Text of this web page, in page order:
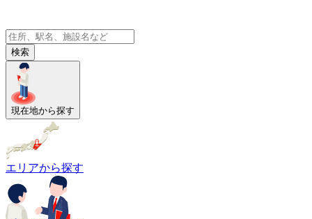
検索
現在地から探す
エリアから探す